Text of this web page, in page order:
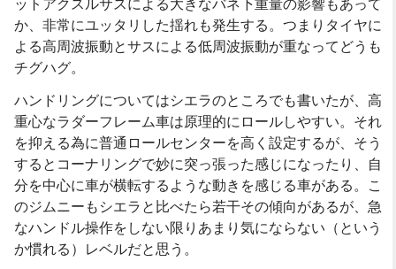
か、非常にユッタリした揺れも発生する。つまりタイヤに
よる高周波振動とサスによる低周波振動が重なってどうも
チグハグ。
ハンドリングについてはシエラのところでも書いたが、高
重心なラダーフレーム車は原理的にロールしやすい。それ
を抑える為に普通ロールセンターを高く設定するが、そう
するとコーナリングで妙に突っ張った感じになったり、自
分を中心に車が横転するような動きを感じる車がある。こ
のジムニーもシエラと比べたら若干その傾向があるが、急
なハンドル操作をしない限りあまり気にならない（という
か慣れる）レベルだと思う。